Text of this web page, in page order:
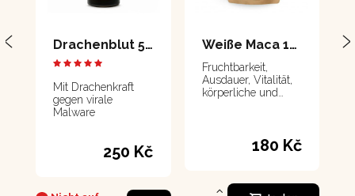
Drachenblut 50 ml
Mit Drachenkraft
gegen virale
Malware
250 Kč
Weiße Maca 111 g
Fruchtbarkeit,
Ausdauer, Vitalität,
körperliche und
180 Kč